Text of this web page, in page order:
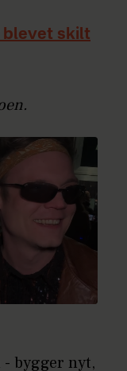
blevet skilt
bygger nyt,